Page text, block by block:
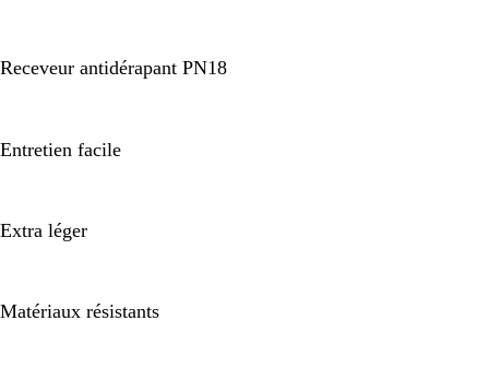
Receveur antidérapant PN18
Entretien facile
Extra léger
Matériaux résistants